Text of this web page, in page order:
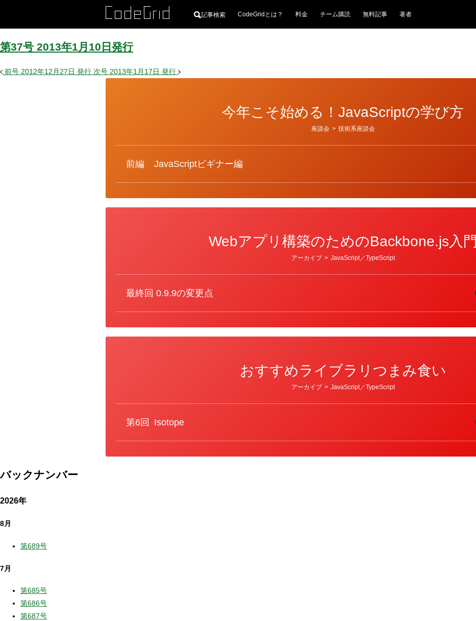
記事検索 CodeGridとは？ 料金 チーム購読 無料記事 著者
第37号 2013年1 月 10 日 発行
前号 2012年12月27日 発行 次号 2013年1月17日 発行
今年こそ始める！JavaScriptの学び方
座談会 > 技術系座談会
前編 JavaScriptビギナー編
Webアプリ構築のためのBackbone.js入門
アーカイブ > JavaScript／TypeScript
最終回 0.9.9の変更点
おすすめライブラリつまみ食い
アーカイブ > JavaScript／TypeScript
第6回 Isotope
バックナンバー
2026年
8月
第689号
7月
第685号
第686号
第687号